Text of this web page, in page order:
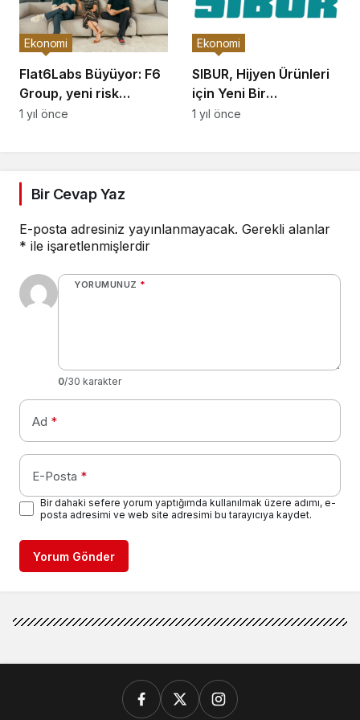
Flat6Labs Büyüyor: F6
Group, yeni risk
sermayesi kolu F6
Ekonomi
1 yıl önce
SIBUR, Hijyen Ürünleri
için Yeni Bir
Polipropilen Sınıfı
Ekonomi
1 yıl önce
Bir Cevap Yaz
E-posta adresiniz yayınlanmayacak. Gerekli alanlar
* ile işaretlenmişlerdir
YORUMUNUZ *
0/30 karakter
Ad *
E-Posta *
Bir dahaki sefere yorum yaptığımda kullanılmak üzere adımı, e-
posta adresimi ve web site adresimi bu tarayıcıya kaydet.
Yorum Gönder